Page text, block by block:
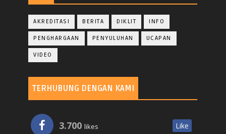
AKREDITASI BERITA DIKLIT INFO
PENGHARGAAN PENYULUHAN UCAPAN
VIDEO
TERHUBUNG DENGAN KAMI
3.700 likes Like